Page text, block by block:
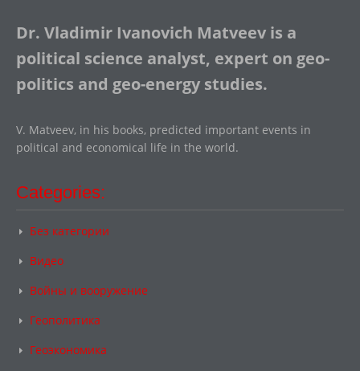
Dr. Vladimir Ivanovich Matveev is a
political science analyst, expert on geo-
politics and geo-energy studies.
V. Matveev, in his books, predicted important events in
political and economical life in the world.
Categories:
Без категории
Видео
Войны и вооружение
Геополитика
Геоэкономика